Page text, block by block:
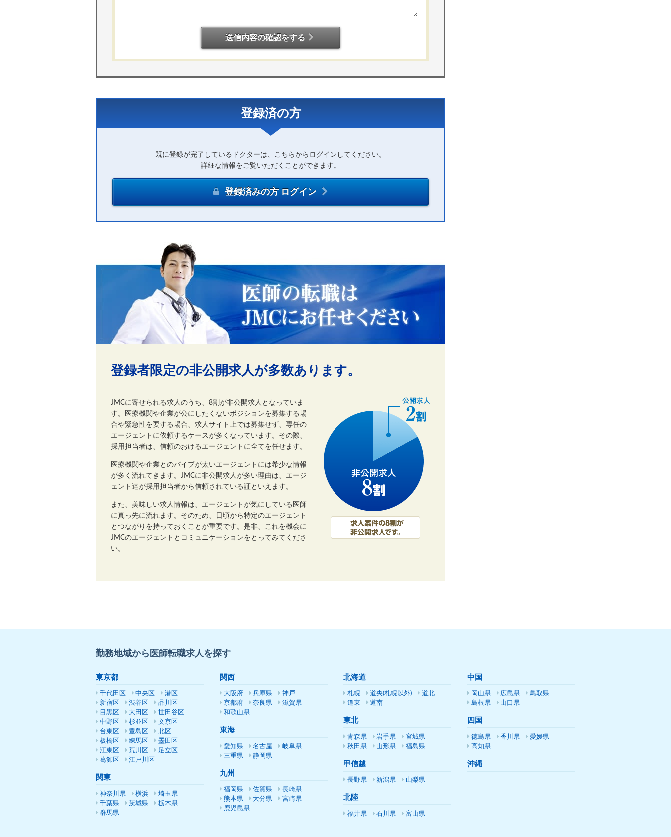
送信内容の確認をする
登録済の方
既に登録が完了しているドクターは、こちらからログインしてください。
詳細な情報をご覧いただくことができます。
登録済みの方 ログイン
登録者限定の非公開求人が多数あります。
JMCに寄せられる求人のうち、8割が非公開求人となっていま
す。医療機関や企業が公にしたくないポジションを募集する場
合や緊急性を要する場合、求人サイト上では募集せず、専任の
エージェントに依頼するケースが多くなっています。その際、
採用担当者は、信頼のおけるエージェントに全てを任せます。
医療機関や企業とのパイプが太いエージェントには希少な情報
が多く流れてきます。JMCに非公開求人が多い理由は、エージ
ェント達が採用担当者から信頼されている証といえます。
また、美味しい求人情報は、エージェントが気にしている医師
に真っ先に流れます。そのため、日頃から特定のエージェント
とつながりを持っておくことが重要です。是非、これを機会に
JMCのエージェントとコミュニケーションをとってみてくださ
い。
勤務地域から医師転職求人を探す
東京都
千代田区 中央区
港区
新宿区
渋谷区
品川区
目黒区
大田区
世田谷区
中野区
杉並区
文京区
台東区
豊島区
北区
板橋区
練馬区
墨田区
江東区
荒川区
足立区
葛飾区
江戸川区
関東
神奈川県 横浜
埼玉県
千葉県
茨城県
栃木県
群馬県
関西
大阪府 兵庫県
神戸
京都府
奈良県
滋賀県
和歌山県
東海
愛知県 名古屋
岐阜県
三重県
静岡県
九州
福岡県 佐賀県
長崎県
熊本県
大分県
宮崎県
鹿児島県
北海道
札幌 道央(札幌以外)
道北
道東
道南
東北
青森県 岩手県
宮城県
秋田県
山形県 福島県
甲信越
長野県 新潟県 山梨県
北陸
福井県 石川県 富山県
中国
岡山県 広島県
鳥取県
島根県
山口県
四国
徳島県 香川県
愛媛県
高知県
沖縄